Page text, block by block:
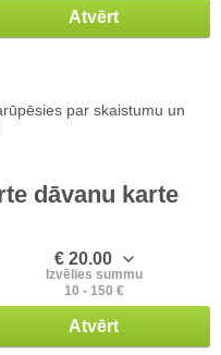
Atvērt
par skaistumu un
dāvanu karte
€ 20.00
Izvēlies summu
10 - 150 €
Atvērt